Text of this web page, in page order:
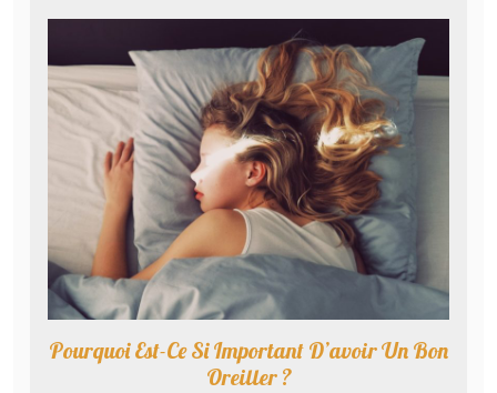
Pourquoi Est-Ce Si Important D’avoir Un Bon
Oreiller ?